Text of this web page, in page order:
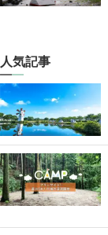
人気記事